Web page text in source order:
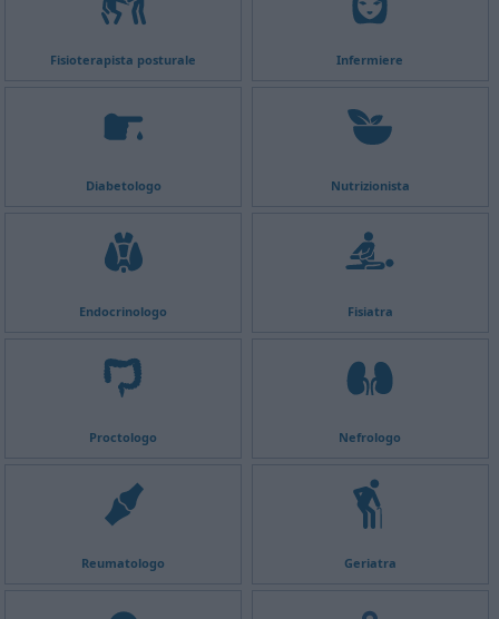
Fisioterapista posturale Infermiere
Diabetologo Nutrizionista
Endocrinologo Fisiatra
Proctologo Nefrologo
Reumatologo Geriatra